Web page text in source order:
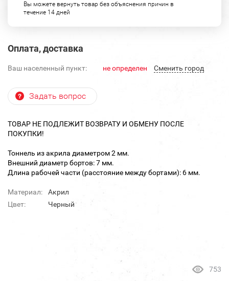
Вы можете вернуть товар без объяснения причин в
течение 14 дней
Оплата, доставка
Ваш населенный пункт: не определен Cменить город
Задать вопрос
ТОВАР НЕ ПОДЛЕЖИТ ВОЗВРАТУ И ОБМЕНУ ПОСЛЕ
ПОКУПКИ!
Тоннель из акрила диаметром 2 мм.
Внешний диаметр бортов: 7 мм.
Длина рабочей части (расстояние между бортами): 6 мм.
Материал:
Акрил
Цвет:
Черный
753